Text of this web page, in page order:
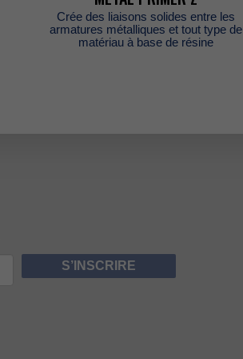
Créedesliaisonssolidesentreles
armaturesmétalliquesettouttypede
matériauàbasederésine
S’INSCRIRE